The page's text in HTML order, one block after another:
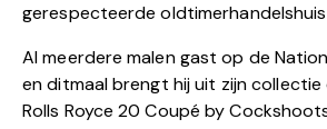
gerespecteerde oldtimerhandelshuis
Al meerdere malen gast op de
en ditmaal brengt hij uit zijn collectie
Rolls Royce 20 Coupé by